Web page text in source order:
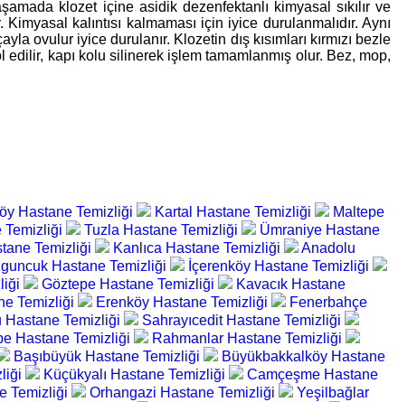
klozet içine asidik dezenfektanlı kimyasal sıkılır ve
kalıntısı kalmaması için iyice durulanmalıdır. Aynı
ovulur iyice durulanır. Klozetin dış kısımları kırmızı bezle
kapı kolu silinerek işlem tamamlanmış olur. Bez, mop,
Hastane Temizliği Kartal Hastane Temizliği
Maltepe
Temizliği Tuzla Hastane Temizliği
Ümraniye Hastane
Temizliği Kanlıca Hastane Temizliği
Anadolu
Hastane Temizliği
İçerenköy Hastane Temizliği
Göztepe Hastane Temizliği
Kavacık Hastane
Temizliği Erenköy Hastane Temizliği
Fenerbahçe
Hastane Temizliği
Sahrayıcedit Hastane Temizliği
Hastane Temizliği
Rahmanlar Hastane Temizliği
Başıbüyük Hastane Temizliği
Büyükbakkalköy Hastane
Küçükyalı Hastane Temizliği
Camçeşme Hastane
Temizliği Orhangazi Hastane Temizliği
Yeşilbağlar